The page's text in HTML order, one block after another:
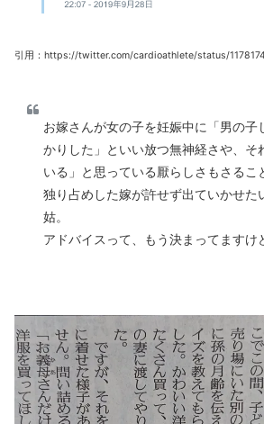
引用：https://twitter.com/cardioathlete/status/
お嫁さんが女の子を妊娠中に「男の子
かりした」といい放つ無神経さや、そ
いる」と思っている厭らしさもさるこ
独り占めした嫁が許せず出ていかせた
姑。
アドバイスって、もう決まってますけ